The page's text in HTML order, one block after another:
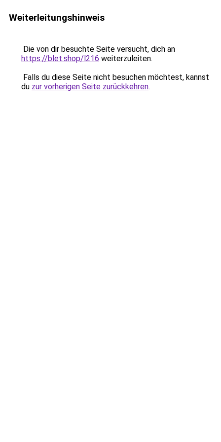
Weiterleitungshinweis
Die von dir besuchte Seite versucht, dich an
https://blet.shop/l216 weiterzuleiten.
Falls du diese Seite nicht besuchen möchtest, kannst
du zur vorherigen Seite zurückkehren.